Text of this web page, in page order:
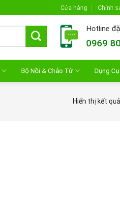
Cửa hàng Chính
Hotline
0969
Bộ Nồi & Chảo Từ Dụng
Hiển thị kết